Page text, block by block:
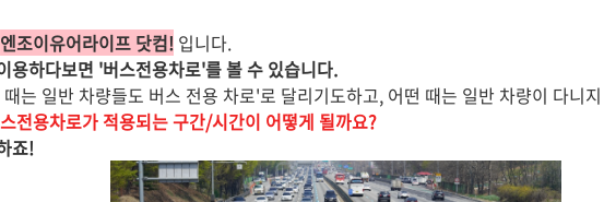
엔조이유어라이프 닷컴! 입니다.
용하다보면 '버스전용차로'를 볼 수 있습니다.
는 일반 차량들도 버스 전용 차로'로 달리기도하고, 어떤 때는 일반 차량이 다니
전용차로가 적용되는 구간/시간이 어떻게 될까요?
죠!